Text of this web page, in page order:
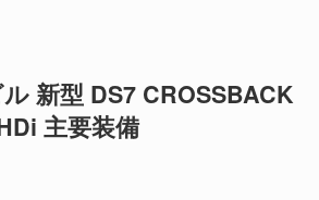
新型 DS7 CROSSBACK
主要装備